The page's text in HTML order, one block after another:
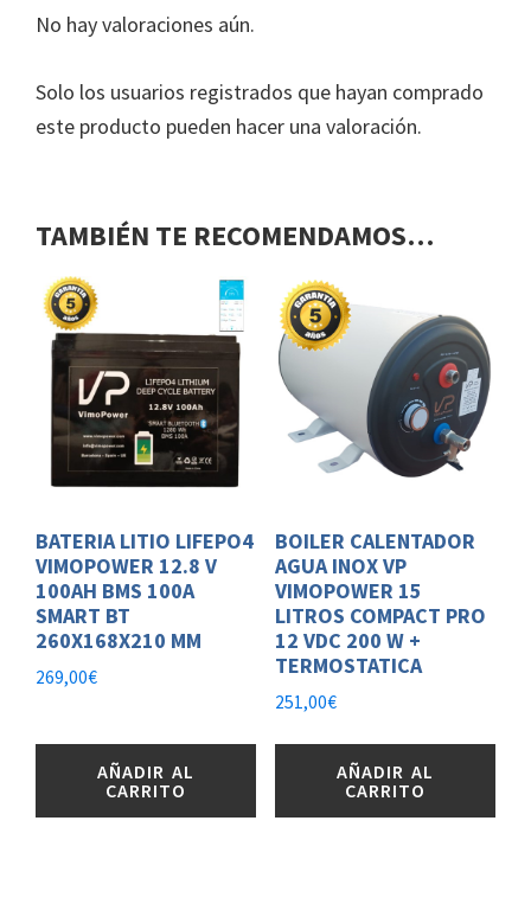
No hay valoraciones aún.
Solo los usuarios registrados que hayan comprado
este producto pueden hacer una valoración.
TAMBIÉN TE RECOMENDAMOS…
BATERIA LITIO LIFEPO4
VIMOPOWER 12.8 V
100AH BMS 100A
SMART BT
260X168X210 MM
269,00€
AÑADIR AL
CARRITO
BOILER CALENTADOR
AGUA INOX VP
VIMOPOWER 15
LITROS COMPACT PRO
12 VDC 200 W +
TERMOSTATICA
251,00€
AÑADIR AL
CARRITO